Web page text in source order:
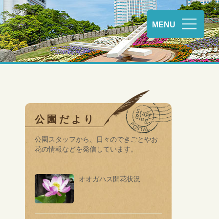
MENU
公園だより
公園スタッフから、⽇々のできごとやお
花の情報などを発信しています。
オオガハス開花状況